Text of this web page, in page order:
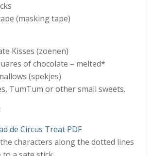
(masking tape)
(zoenen)
of chocolate – melted*
(spekjes)
or other small sweets.
de Circus Treat PDF
characters along the dotted lines